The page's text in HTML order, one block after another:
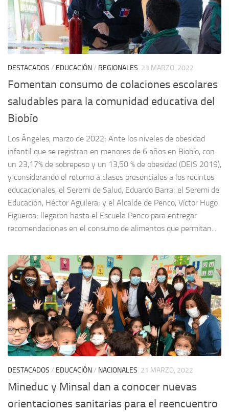
DESTACADOS / EDUCACIÓN/ REGIONALES 23 MARZO, 2022
Fomentan consumo de colaciones escolares
saludables para la comunidad educativa del
Biobío
Los Ángeles, marzo de 2022; Ante los niveles de obesidad
infantil que se registran en menores de 6 años en Biobío, con
un 23,17% de sobrepeso y un 13,50 % de obesidad (DEIS 2019),
y considerando el retorno a clases presenciales a los recintos
educacionales, el Seremi de Salud, Eduardo Barra; el Seremi de
Educación, Héctor Aguilera; y el Alcalde de Penco, Víctor Hugo
Figueroa; llegaron hasta el Escuela Penco para entregar
recomendaciones en el consumo de alimentos que permitan...
DESTACADOS / EDUCACIÓN/ NACIONALES 21 MARZO, 2022
Mineduc y Minsal dan a conocer nuevas
orientaciones sanitarias para el reencuentro